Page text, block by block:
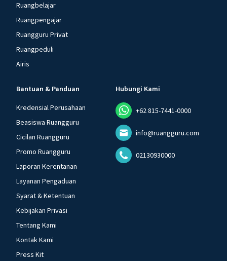
Ruangbelajar
Ruangpengajar
Ruangguru Privat
Ruangpeduli
Airis
Bantuan & Panduan
Kredensial Perusahaan
Beasiswa Ruangguru
Cicilan Ruangguru
Promo Ruangguru
Laporan Kerentanan
Layanan Pengaduan
Syarat & Ketentuan
Kebijakan Privasi
Tentang Kami
Kontak Kami
Press Kit
Hubungi Kami
+62 815-7441-0000
info@ruangguru.com
02130930000